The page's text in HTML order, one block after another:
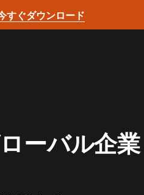
すぐダウンロード
ーバル企